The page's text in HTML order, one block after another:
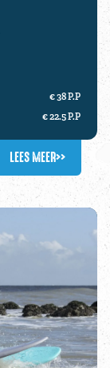
€ 38 P.P
€ 22.5 P.P
LEES MEER>>